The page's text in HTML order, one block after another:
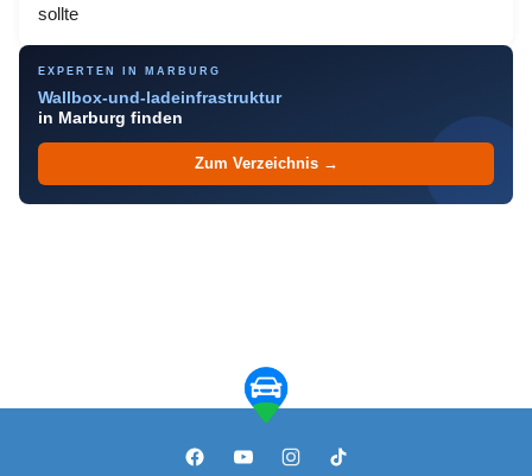
sollte
EXPERTEN IN MARBURG
Wallbox-und-ladeinfrastruktur
in Marburg finden
Zum Verzeichnis →